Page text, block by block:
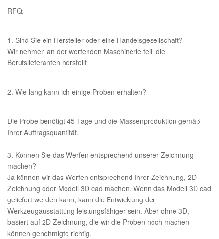
RFQ:
1. Sind Sie ein Hersteller oder eine Handelsgesellschaft?
Wir nehmen an der werfenden Maschinerie teil, die
Berufslieferanten herstellt
2. Wie lang kann ich einige Proben erhalten?
Die Probe benötigt 45 Tage und die Massenproduktion gemäß
Ihrer Auftragsquantität.
3. Können Sie das Werfen entsprechend unserer Zeichnung
machen?
Ja können wir das Werfen entsprechend Ihrer Zeichnung, 2D
Zeichnung oder Modell 3D cad machen. Wenn das Modell 3D cad
geliefert werden kann, kann die Entwicklung der
Werkzeugausstattung leistungsfähiger sein. Aber ohne 3D,
basiert auf 2D Zeichnung, die wir die Proben noch machen
können genehmigte richtig.